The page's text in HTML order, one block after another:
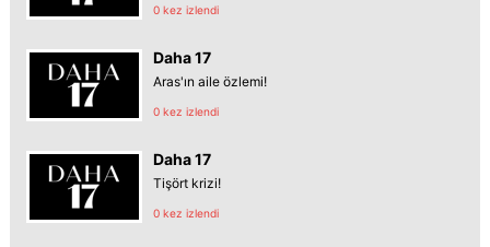
0 kez izlendi
Daha 17
Aras'ın aile özlemi!
0 kez izlendi
Daha 17
Tişört krizi!
0 kez izlendi